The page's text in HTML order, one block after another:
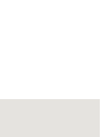
le samedi de 6 h à